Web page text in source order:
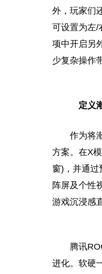
外， 玩家们
可设置为左/
项中开启另
少复杂操作
定义
作为将
方案。在X模
窗)，并通
阵屏及个性
游戏沉浸感
腾讯
进化。软硬